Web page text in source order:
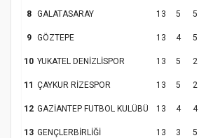
8 GALATASARAY 13 5 5
9 GÖZTEPE 13 4 5
10 YUKATEL DENİZLİSPOR 13 5 2
11 ÇAYKUR RİZESPOR 13 5 2
12 GAZİANTEP FUTBOL KULÜBÜ 13 4 4
13 GENÇLERBİRLİĞİ 13 3 5